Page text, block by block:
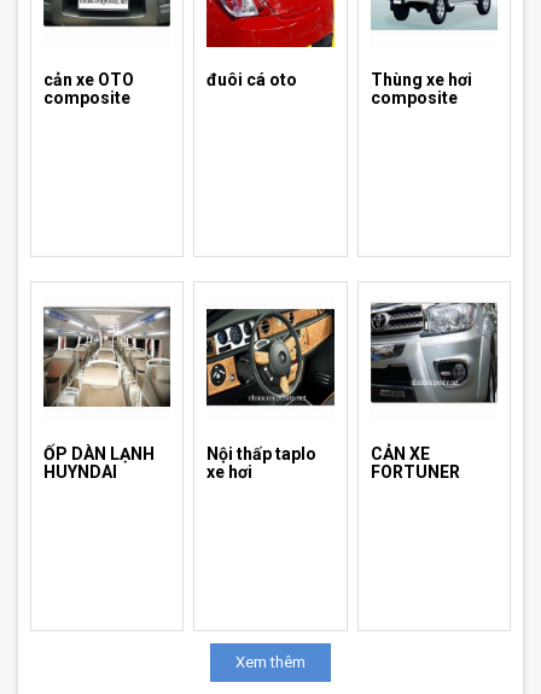
cản xe OTO
composite
đuôi cá oto
Thùng xe hơi
composite
ỐP DÀN LẠNH
HUYNDAI
Nội thấp taplo
xe hơi
CẢN XE
FORTUNER
Xem thêm